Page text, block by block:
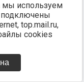
мы используем
подключены
top.mail.ru,
cookies